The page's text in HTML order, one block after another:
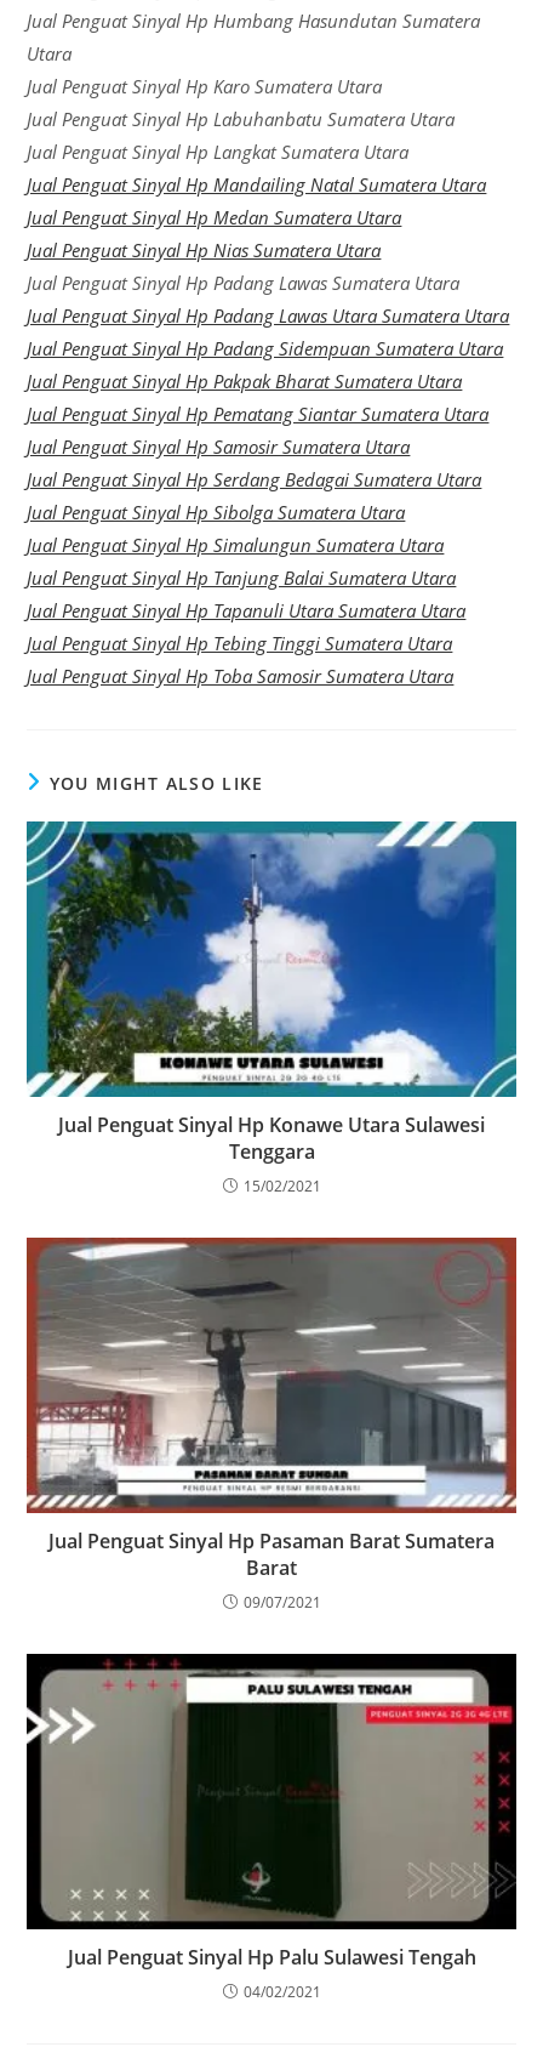
Jual Penguat Sinyal Hp Humbang Hasundutan Sumatera
Utara
Jual Penguat Sinyal Hp Karo Sumatera Utara
Jual Penguat Sinyal Hp Labuhanbatu Sumatera Utara
Jual Penguat Sinyal Hp Langkat Sumatera Utara
Jual Penguat Sinyal Hp Mandailing Natal Sumatera Utara
Jual Penguat Sinyal Hp Medan Sumatera Utara
Jual Penguat Sinyal Hp Nias Sumatera Utara
Jual Penguat Sinyal Hp Padang Lawas Sumatera Utara
Jual Penguat Sinyal Hp Padang Lawas Utara Sumatera Utara
Jual Penguat Sinyal Hp Padang Sidempuan Sumatera Utara
Jual Penguat Sinyal Hp Pakpak Bharat Sumatera Utara
Jual Penguat Sinyal Hp Pematang Siantar Sumatera Utara
Jual Penguat Sinyal Hp Samosir Sumatera Utara
Jual Penguat Sinyal Hp Serdang Bedagai Sumatera Utara
Jual Penguat Sinyal Hp Sibolga Sumatera Utara
Jual Penguat Sinyal Hp Simalungun Sumatera Utara
Jual Penguat Sinyal Hp Tanjung Balai Sumatera Utara
Jual Penguat Sinyal Hp Tapanuli Utara Sumatera Utara
Jual Penguat Sinyal Hp Tebing Tinggi Sumatera Utara
Jual Penguat Sinyal Hp Toba Samosir Sumatera Utara
YOU MIGHT ALSO LIKE
Jual Penguat Sinyal Hp Konawe Utara Sulawesi
Tenggara
15/02/2021
Jual Penguat Sinyal Hp Pasaman Barat Sumatera
Barat
09/07/2021
Jual Penguat Sinyal Hp Palu Sulawesi Tengah
04/02/2021